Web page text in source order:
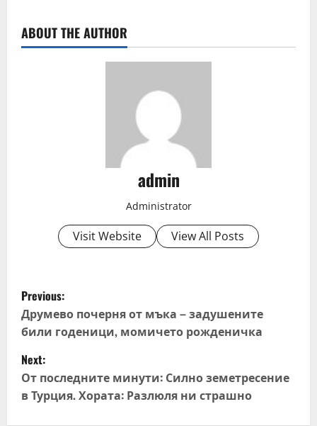
ABOUT THE AUTHOR
admin
Administrator
Visit Website View All Posts
P
o
s
t
n
Previous:
Друмево почерня от мъка – задушените
били годеници, момичето рожденичка
Next:
От последните минути: Силно земетресение
в Турция. Хората: Разлюля ни страшно